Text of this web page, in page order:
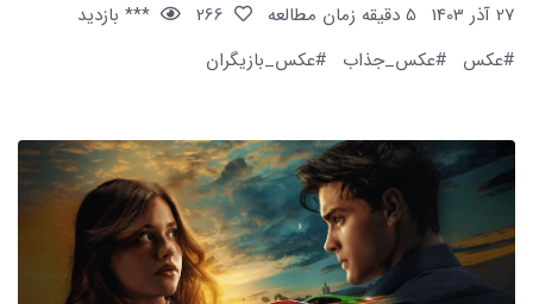
27 آذر 1403
5 دقیقه زمان مطالعه
*** بازدید
#عکس
#عکس_جذاب #عکس_بازیگران